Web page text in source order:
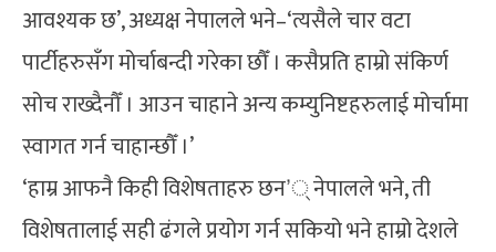
आवश्यक छ’, अध्यक्ष नेपालले भने–‘त्यसैले चार वटा
पार्टीहरुसँग मोर्चाबन्दी गरेका छौँ । कसैप्रति हाम्रो संकिर्ण
सोच राख्दैनौँ । आउन चाहाने अन्य कम्युनिष्टहरुलाई मोर्चामा
स्वागत गर्न चाहान्छौँ ।’
‘हाम्र आफनै किही विशेषताहरु छन’् नेपालले भने, ती
विशेषतालाई सही ढंगले प्रयोग गर्न सकियो भने हाम्रो देशले